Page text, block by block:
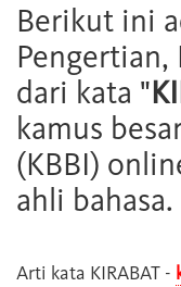
Berikut ini
dari kata "
kamus
(KBBI)
ahli bahasa.
Arti kata KIRABAT -